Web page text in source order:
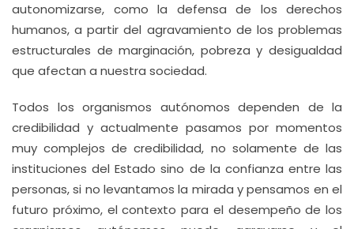
autonomizarse, como la defensa de los derechos
humanos, a partir del agravamiento de los problemas
estructurales de marginación, pobreza y desigualdad
que afectan a nuestra sociedad.
Todos los organismos autónomos dependen de la
credibilidad y actualmente pasamos por momentos
muy complejos de credibilidad, no solamente de las
instituciones del Estado sino de la confianza entre las
personas, si no levantamos la mirada y pensamos en el
futuro próximo, el contexto para el desempeño de los